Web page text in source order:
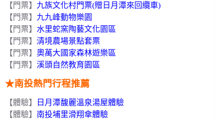
【門票】 九族文化村門票(贈日月潭來回纜車)
【門票】 九九峰動物樂園
【門票】 水里蛇窯陶藝文化園區
【門票】 清境農場景點套票
【門票】 奧萬大國家森林遊樂區
【門票】 溪頭自然教育園區
★南投熱門行程推薦
【體驗】
日月潭馥麗溫泉湯屋體驗
【體驗】 南投埔里滑翔傘體驗